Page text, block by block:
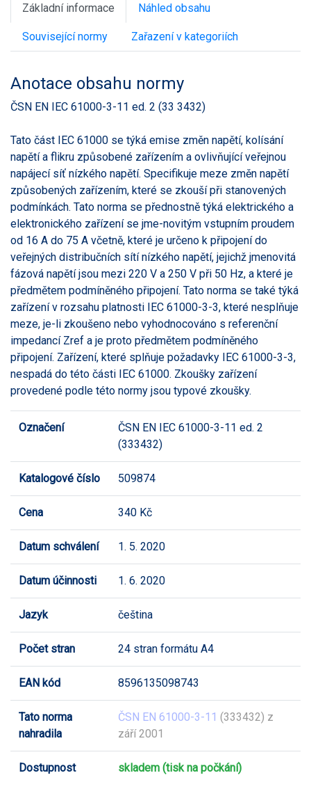
Základní informace Náhled obsahu
Související normy Zařazení v kategoriích
Anotace obsahu normy
ČSN EN IEC 61000-3-11 ed. 2 (33 3432)
Tato část IEC 61000 se týká emise změn napětí, kolísání
napětí a flikru způsobené zařízením a ovlivňující veřejnou
napájecí síť nízkého napětí. Specifikuje meze změn napětí
způsobených zařízením, které se zkouší při stanovených
podmínkách. Tato norma se přednostně týká elektrického a
elektronického zařízení se jme-novitým vstupním proudem
od 16 A do 75 A včetně, které je určeno k připojení do
veřejných distribučních sítí nízkého napětí, jejichž jmenovitá
fázová napětí jsou mezi 220 V a 250 V při 50 Hz, a které je
předmětem podmíněného připojení. Tato norma se také týká
zařízení v rozsahu platnosti IEC 61000-3-3, které nesplňuje
meze, je-li zkoušeno nebo vyhodnocováno s referenční
impedancí Zref a je proto předmětem podmíněného
připojení. Zařízení, které splňuje požadavky IEC 61000-3-3,
nespadá do této části IEC 61000. Zkoušky zařízení
provedené podle této normy jsou typové zkoušky.
Označení
ČSN EN IEC 61000-3-11 ed. 2
(333432)
Katalogové číslo 509874
Cena 340 Kč
Datum schválení 1. 5. 2020
Datum účinnosti 1. 6. 2020
Jazyk čeština
Počet stran 24 stran formátu A4
EAN kód 8596135098743
Tato norma
nahradila
ČSN EN 61000-3-11 (333432) z
září 2001
Dostupnost skladem (tisk na počkání)